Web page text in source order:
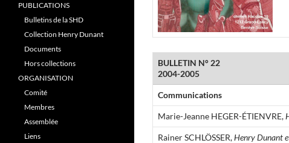
BULLETIN N° 22
2004-2005
Communications
Marie-Jeanne HEGER-ÉTIENVRE,
Rainer SCHLÖSSER,Henry Dunant
PUBLICATIONS
Bulletins de la SHD
Collection Henry Dunant
Documents
Hors collections
ORGANISATION
Comité
Membres
Assemblée
Liens